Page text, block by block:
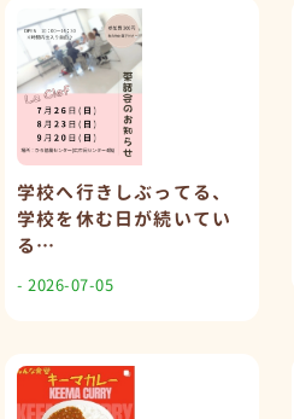
学校へ行きしぶってる、
学校を休む日が続いてい
る…
- 2026-07-05